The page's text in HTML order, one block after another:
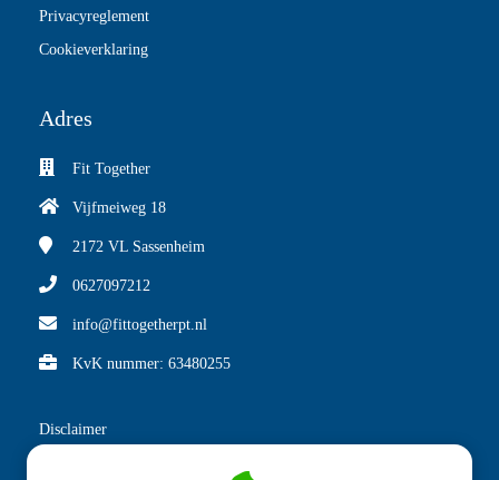
Privacyreglement
Cookieverklaring
Adres
Fit Together
Vijfmeiweg 18
2172 VL Sassenheim
0627097212
info@fittogetherpt.nl
KvK nummer: 63480255
Disclaimer